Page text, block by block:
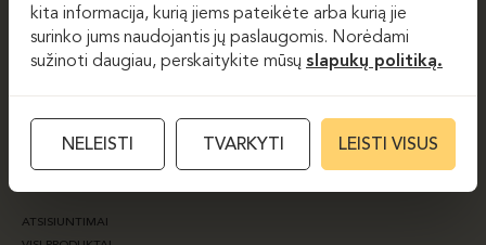
PARTNERIAI
PROJEKTAI
NAUJIENOS
SERTIFIKATAI
MEDŽIAGŲ PRIEŽIŪRA
TVARUMAS
KONTAKTAI
PRODUKTAI
ATSISIUNTIMAI
kita informacija, kurią jiems pateikėte arba kurią jie
surinko jums naudojantis jų paslaugomis. Norėdami
sužinoti daugiau, perskaitykite mūsų slapukų politiką.
NELEISTI TVARKYTI LEISTI VISUS